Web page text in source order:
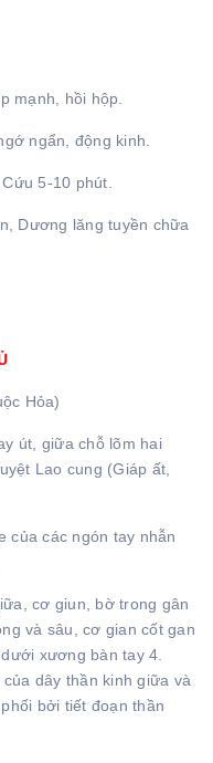
mạnh, hồi hộp.
ngẩn, động kinh.
5-10 phút.
Dương lăng tuyền chữa
Hỏa)
út, giữa chỗ lõm hai
Lao cung (Giáp ất,
của các ngón tay nhẫn
cơ giun, bờ trong gân
và sâu, cơ gian cốt gan
xương bàn tay 4.
dây thần kinh giữa và
bởi tiết đoạn thần